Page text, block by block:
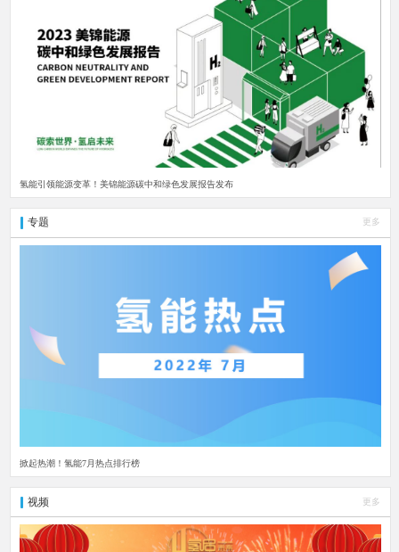
氢能引领能源变革！美锦能源碳中和绿色发展报告发布
专题 更多
掀起热潮！氢能7月热点排行榜
视频 更多